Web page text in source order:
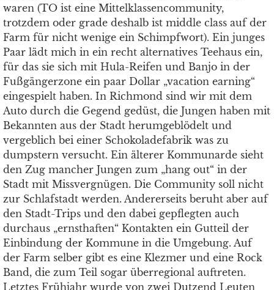
waren (TO ist eine Mittelklassencommunity,
trotzdem oder grade deshalb ist middle class auf der
Farm für nicht wenige ein Schimpfwort). Ein junges
Paar lädt mich in ein recht alternatives Teehaus ein,
für das sie sich mit Hula-Reifen und Banjo in der
Fußgängerzone ein paar Dollar „vacation earning“
eingespielt haben. In Richmond sind wir mit dem
Auto durch die Gegend gedüst, die Jungen haben mit
Bekannten aus der Stadt herumgeblödelt und
vergeblich bei einer Schokoladefabrik was zu
dumpstern versucht. Ein älterer Kommunarde sieht
den Zug mancher Jungen zum „hang out“ in der
Stadt mit Missvergnügen. Die Community soll nicht
zur Schlafstadt werden. Andererseits beruht aber auf
den Stadt-Trips und den dabei gepflegten auch
durchaus „ernsthaften“ Kontakten ein Gutteil der
Einbindung der Kommune in die Umgebung. Auf
der Farm selber gibt es eine Klezmer und eine Rock
Band, die zum Teil sogar überregional auftreten.
Letztes Frühjahr wurde von zwei Dutzend Leuten